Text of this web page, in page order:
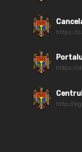
https://
https://
http://